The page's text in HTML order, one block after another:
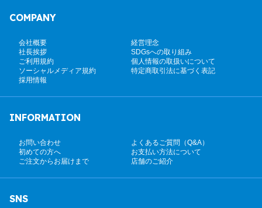
COMPANY
会社概要
経営理念
社長挨拶
SDGsへの取り組み
ご利用規約
個人情報の取扱いについて
ソーシャルメディア規約
特定商取引法に基づく表記
採用情報
INFORMATION
お問い合わせ
よくあるご質問（Q&A）
初めての方へ
お支払い方法について
ご注文からお届けまで
店舗のご紹介
SNS